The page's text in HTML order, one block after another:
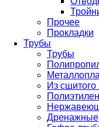
Прочее
Прокладки
Трубы
Трубы
Из сшитого
Дренажные